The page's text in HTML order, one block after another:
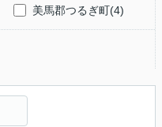
美馬郡つるぎ町(4)